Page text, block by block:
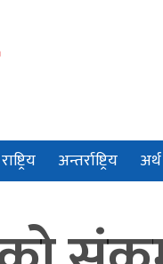
राष्ट्रिय अन्तर्राष्ट्रिय अर्थ